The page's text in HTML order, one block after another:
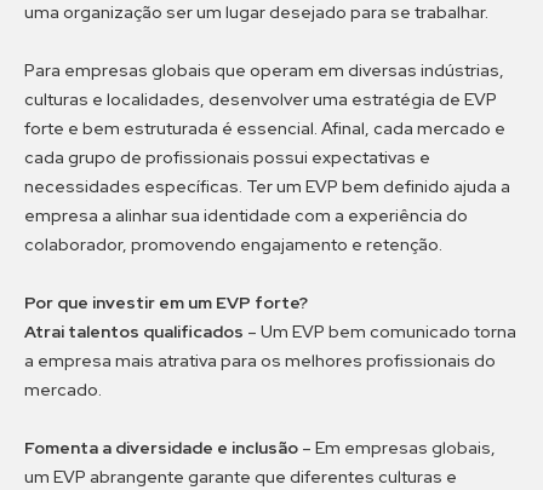
uma organização ser um lugar desejado para se trabalhar.
Para empresas globais que operam em diversas indústrias,
culturas e localidades, desenvolver uma estratégia de EVP
forte e bem estruturada é essencial. Afinal, cada mercado e
cada grupo de profissionais possui expectativas e
necessidades específicas. Ter um EVP bem definido ajuda a
empresa a alinhar sua identidade com a experiência do
colaborador, promovendo engajamento e retenção.
Por que investir em um EVP forte?
Atrai talentos qualificados – Um EVP bem comunicado torna
a empresa mais atrativa para os melhores profissionais do
mercado.
Fomenta a diversidade e inclusão – Em empresas globais,
um EVP abrangente garante que diferentes culturas e